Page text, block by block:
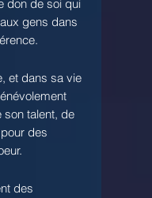
don de soi qui
gens dans
et dans sa vie
talent, de
des
des